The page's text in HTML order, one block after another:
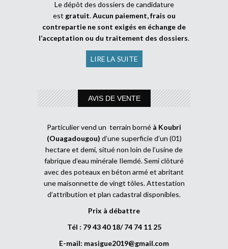
Le dépôt des dossiers de candidature
est gratuit.Aucun paiement, frais ou
contrepartie ne sont exigés en échange de
l’acceptation ou du traitement des dossiers.
LIRE LA SUITE
AVIS DE VENTE
Particulier vend un terrain borné à Koubri
(Ouagadougou) d’une superficie d’un (01)
hectare et demi, situé non loin de l’usine de
fabrique d’eau minérale Ilemdé. Semi clôturé
avec des poteaux en béton armé et abritant
une maisonnette de vingt tôles. Attestation
d’attribution et plan cadastral disponibles.
Prix à débattre
Tél : 79 43 40 18/ 74 74 11 25
E-mail: masigue2019@gmail.com